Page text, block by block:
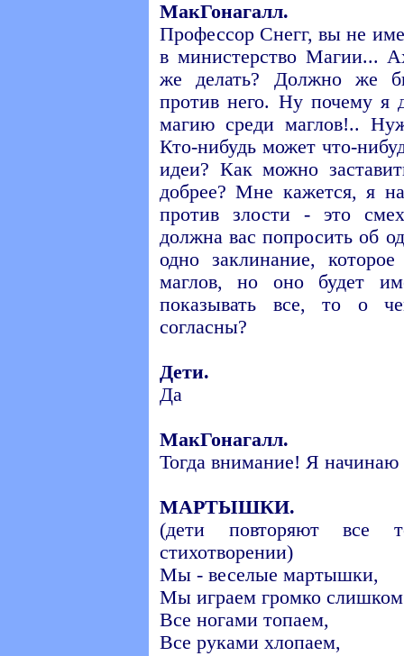
МакГонагалл.
Профессор Снегг, вы не
в министерство Магии...
же делать? Должно же
против него. Ну почему я
магию среди маглов!..
Кто-нибудь может что-
идеи? Как можно
добрее? Мне кажется, я
против злости - это
должна вас попросить об
одно заклинание,
маглов, но оно будет
показывать все, то о
согласны?
Дети.
Да
МакГонагалл.
Тогда внимание! Я начинаю
МАРТЫШКИ.
(дети повторяют
стихотворении)
Мы - веселые мартышки,
Мы играем громко
Все ногами топаем,
Все руками хлопаем,